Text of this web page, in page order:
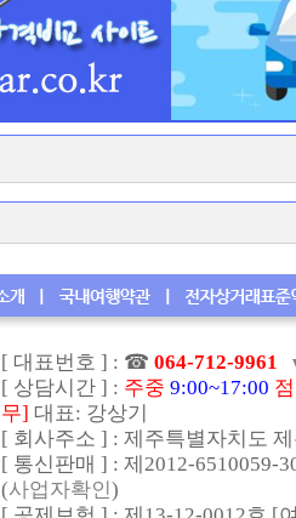
[ 대표번호 ] : ☎ 064-712-9961
[ 상담시간 ] : 주중 9:00~17:00
무] 대표: 강상기
[ 회사주소 ] : 제주특별자치도
[ 통신판매 ] : 제2012-
(사업자확인)